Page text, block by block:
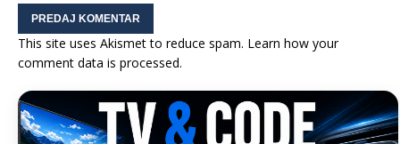
This site uses Akismet to reduce spam. Learn how your
comment data is processed.